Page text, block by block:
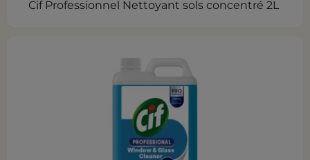
Cif Professionnel Nettoyant sols concentré 2L ​